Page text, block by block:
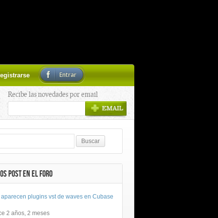
Entrar
Recibe las novedades por email
POST EN EL FORO
aparecen plugins vst de waves en Cubase
2 años, 2 meses